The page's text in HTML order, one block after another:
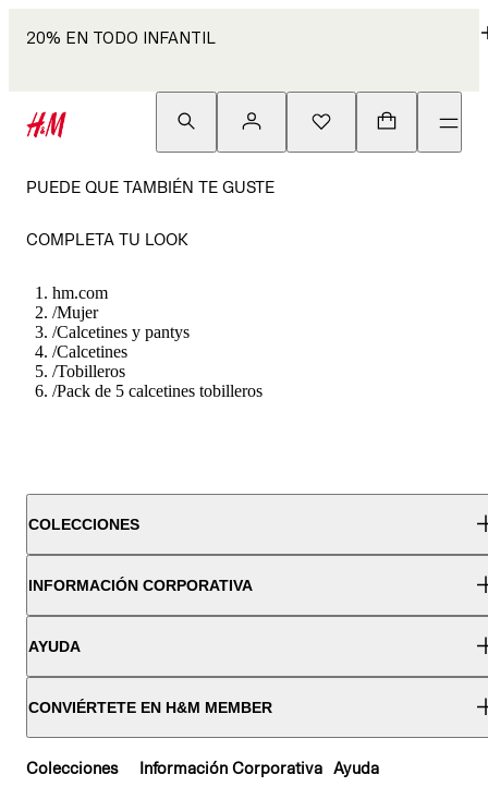
20% EN TODO INFANTIL
PUEDE QUE TAMBIÉN TE GUSTE
COMPLETA TU LOOK
hm.com
/Mujer
/Calcetines y pantys
/Calcetines
/Tobilleros
/Pack de 5 calcetines tobilleros
COLECCIONES
INFORMACIÓN CORPORATIVA
AYUDA
CONVIÉRTETE EN H&M MEMBER
Colecciones Información Corporativa Ayuda